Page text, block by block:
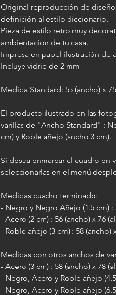
Original reproducción de
definición al estilo diccionario.
Pieza de estilo retro muy
ambientacion de tu casa.
Impresa en papel ilustración de
Incluye vidrio de 2 mm
Medida Standard: 55 (ancho) x
El producto ilustrado en las
varillas de "Ancho Standard" :
cm) y Roble añejo (ancho 3 cm).
Si desea enmarcar el cuadro en
seleccionarlas en el menú
Medidas cuadro terminado:
- Negro y Negro Añejo (1.5 cm) :
- Acero (2 cm) : 56 (ancho) x 76
- Roble añejo (3 cm) : 58 (ancho)
Medidas con otros anchos de
- Acero (3 cm) : 58 (ancho) x 78
- Negro, Acero y Roble añejo
- Negro, Acero y Roble añejo